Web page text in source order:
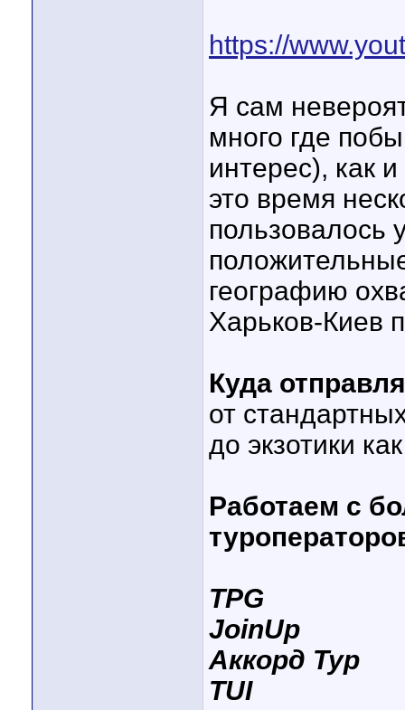
https://
Я сам
много где
интерес), как
это время
пользовалось
географию
Харьков-Киев
Куда
от
до экзотики
Работаем с
TPG
JoinUp
Аккорд Тур
TUI